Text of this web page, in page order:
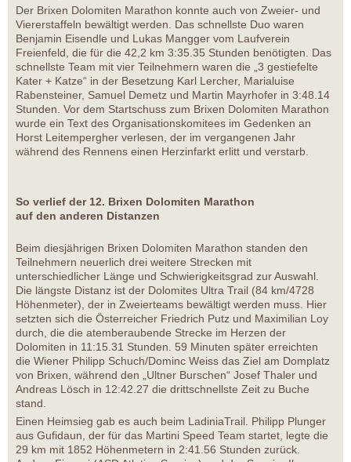
Der Brixen Dolomiten Marathon konnte auch von Zweier- und
Viererstaffeln bewältigt werden. Das schnellste Duo waren
Benjamin Eisendle und Lukas Mangger vom Laufverein
Freienfeld, die für die 42,2 km 3:35.35 Stunden benötigten. Das
schnellste Team mit vier Teilnehmern waren die „3 gestiefelte
Kater + Katze“ in der Besetzung Karl Lercher, Marialuise
Rabensteiner, Samuel Demetz und Martin Mayrhofer in 3:48.14
Stunden. Vor dem Startschuss zum Brixen Dolomiten Marathon
wurde ein Text des Organisationskomitees im Gedenken an
Horst Leitempergher verlesen, der im vergangenen Jahr
während des Rennens einen Herzinfarkt erlitt und verstarb.
So verlief der 12. Brixen Dolomiten Marathon
auf den anderen Distanzen
Beim diesjährigen Brixen Dolomiten Marathon standen den
Teilnehmern neuerlich drei weitere Strecken mit
unterschiedlicher Länge und Schwierigkeitsgrad zur Auswahl.
Die längste Distanz ist der Dolomites Ultra Trail (84 km/4728
Höhenmeter), der in Zweierteams bewältigt werden muss. Hier
setzten sich die Österreicher Friedrich Putz und Maximilian Loy
durch, die die atemberaubende Strecke im Herzen der
Dolomiten in 11:15.31 Stunden. 59 Minuten später erreichten
die Wiener Philipp Schuch/Dominc Weiss das Ziel am Domplatz
von Brixen, während den „Ultner Burschen“ Josef Thaler und
Andreas Lösch in 12:42.27 die drittschnellste Zeit zu Buche
stand.
Einen Heimsieg gab es auch beim LadiniaTrail. Philipp Plunger
aus Gufidaun, der für das Martini Speed Team startet, legte die
29 km mit 1852 Höhenmetern in 2:41.56 Stunden zurück.